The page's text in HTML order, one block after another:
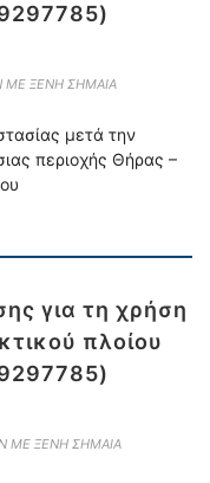
ΜΕ ΞΕΝΗ ΣΗΜΑΙΑ
μετά την
περιοχής Θήρας –
για τη χρήση
πλοίου
ΜΕ ΞΕΝΗ ΣΗΜΑΙΑ